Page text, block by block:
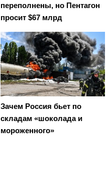
переполнены, но Пентагон
просит $67 млрд
Зачем Россия бьет по
складам «шоколада и
мороженного»